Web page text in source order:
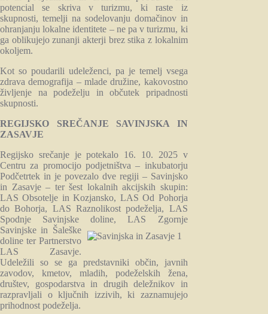
potencial se skriva v turizmu, ki raste iz
skupnosti, temelji na sodelovanju domačinov in
ohranjanju lokalne identitete – ne pa v turizmu, ki
ga oblikujejo zunanji akterji brez stika z lokalnim
okoljem.
Kot so poudarili udeleženci, pa je temelj vsega
zdrava demografija – mlade družine, kakovostno
življenje na podeželju in občutek pripadnosti
skupnosti.
REGIJSKO SREČANJE SAVINJSKA IN
ZASAVJE
Regijsko srečanje je potekalo 16. 10. 2025 v
Centru za promocijo podjetništva – inkubatorju
Podčetrtek in je povezalo dve regiji – Savinjsko
in Zasavje – ter šest lokalnih akcijskih skupin:
LAS Obsotelje in Kozjansko, LAS Od Pohorja
do Bohorja, LAS Raznolikost podeželja, LAS
Spodnje Savinjske doline, LAS Zgornje
Savinjske in Šaleške
doline ter Partnerstvo
LAS Zasavje.
Udeležili so se ga predstavniki občin, javnih
zavodov, kmetov, mladih, podeželskih žena,
društev, gospodarstva in drugih deležnikov in
razpravljali o ključnih izzivih, ki zaznamujejo
prihodnost podeželja.